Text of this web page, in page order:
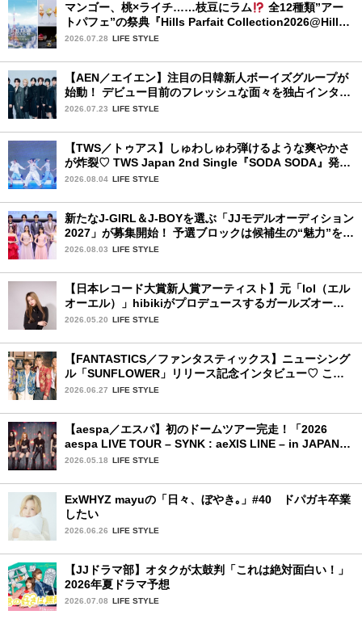
マンゴー、桃×ライチ……枝豆にラム
全12種類”アー
トパフェ”の祭典『Hills Parfait Collection2026@Hills
House』
2026.07.28 LIFE STYLE
【AEN／エイエン】注目の日韓新人ボーイズグループが
始動！ デビュー目前のフレッシュな面々を独占インタビ
ュー。7人の魅力に迫ります♪
2026.07.23 LIFE STYLE
【TWS／トゥアス】しゅわしゅわ弾けるような爽やかさ
が炸裂♡ TWS Japan 2nd Single『SODA SODA』発売
記念SPECIAL SHOWCASEを詳細レポ
2026.08.04 LIFE STYLE
新たなJ-GIRL＆J-BOYを選ぶ「JJモデルオーディション
2027」が募集開始！ 予選ブロックは候補生の“魅力”を重
視した「新システム」に変わります
2026.08.03 LIFE STYLE
【日本レコード大賞新人賞アーティスト】元「lol（エル
オーエル）」hibikiがプロデュースするガールズオーデ
ィションが始動！ 応募は5月31日（日）まで
2026.05.20 LIFE STYLE
【FANTASTICS／ファンタスティックス】ニューシング
ル「SUNFLOWER」リリース記念インタビュー♡ この
夏楽しみにしていることは？
2026.06.27 LIFE STYLE
【aespa／エスパ】初のドームツアー完走！「2026
aespa LIVE TOUR – SYNK : aeXIS LINE – in JAPAN
[SPECIAL EDITION DOME TOUR] 」東京ドーム公演2
2026.05.18 LIFE STYLE
ExWHYZ mayuの「日々、ぼやき｡」#40 ドパガキ卒業
したい
2026.06.26 LIFE STYLE
【JJドラマ部】オタクが太鼓判「これは絶対面白い！」
2026年夏ドラマ予想
2026.07.08 LIFE STYLE